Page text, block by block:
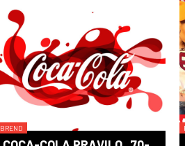
BREND